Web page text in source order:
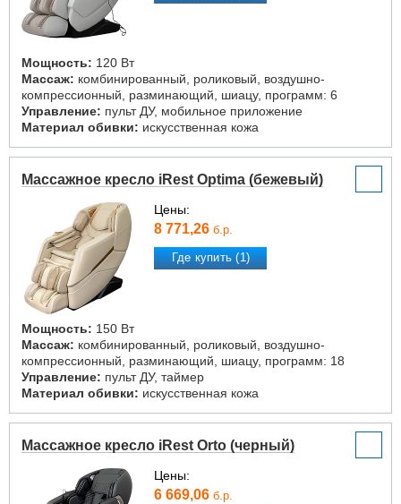
Мощность: 120 Вт
Массаж: комбинированный, роликовый, воздушно-
компрессионный, разминающий, шиацу, программ: 6
Управление: пульт ДУ, мобильное приложение
Материал обивки: искусственная кожа
Массажное кресло iRest Optima (бежевый)
Цены:
8 771,26 б.р.
Где купить (1)
Мощность: 150 Вт
Массаж: комбинированный, роликовый, воздушно-
компрессионный, разминающий, шиацу, программ: 18
Управление: пульт ДУ, таймер
Материал обивки: искусственная кожа
Массажное кресло iRest Orto (черный)
Цены:
6 669,06 б.р.